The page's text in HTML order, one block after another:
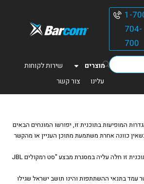
1-
704-
700
מוצרים
שירות לקוחות
עלינו
צור קשר
המופיעות בתוכנית זו, יפורשו המונחים הבאים
כוונה אחרת משתמעת מתוכן העניין או מהקשר
"הגרלה"- ההגרלה שתוכנית זו חלה עליה במסגרת מבצע "סט רמקולים JBL
בתנאי ההשתתפות והינו תושב ישראל שגילו